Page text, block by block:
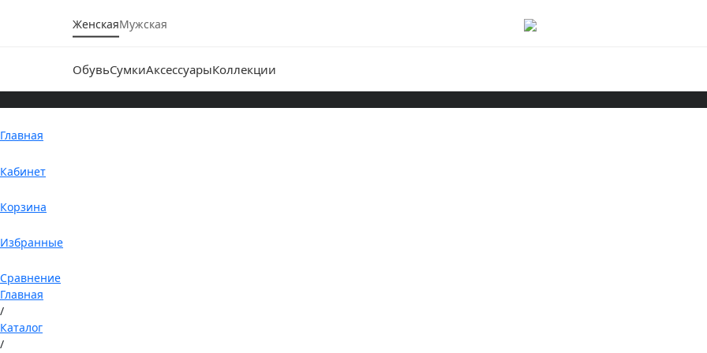
ЖенскаяМужская
ОбувьСумкиАксессуарыКоллекции
Главная
Кабинет
Корзина
Избранные
Сравнение
Главная
/
Каталог
/